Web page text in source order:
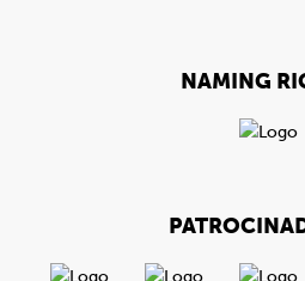
NAMING